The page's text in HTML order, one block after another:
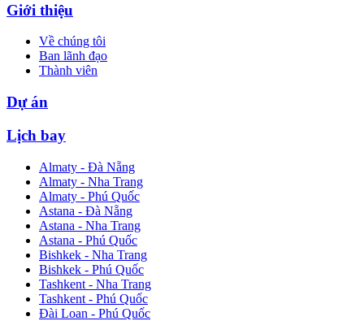
Giới thiệu
Về chúng tôi
Ban lãnh đạo
Thành viên
Dự án
Lịch bay
Almaty - Đà Nẵng
Almaty - Nha Trang
Almaty - Phú Quốc
Astana - Đà Nẵng
Astana - Nha Trang
Astana - Phú Quốc
Bishkek - Nha Trang
Bishkek - Phú Quốc
Tashkent - Nha Trang
Tashkent - Phú Quốc
Đài Loan - Phú Quốc